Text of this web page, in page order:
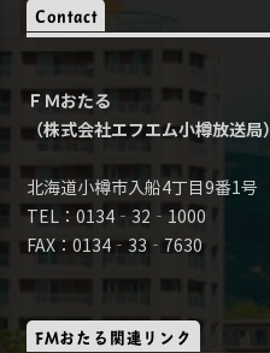
Contact
ＦＭおたる
（株式会社エフエム小樽放送局）
北海道小樽市入船4丁目9番1号
TEL：0134‐32‐1000
FAX：0134‐33‐7630
FMおたる関連リンク